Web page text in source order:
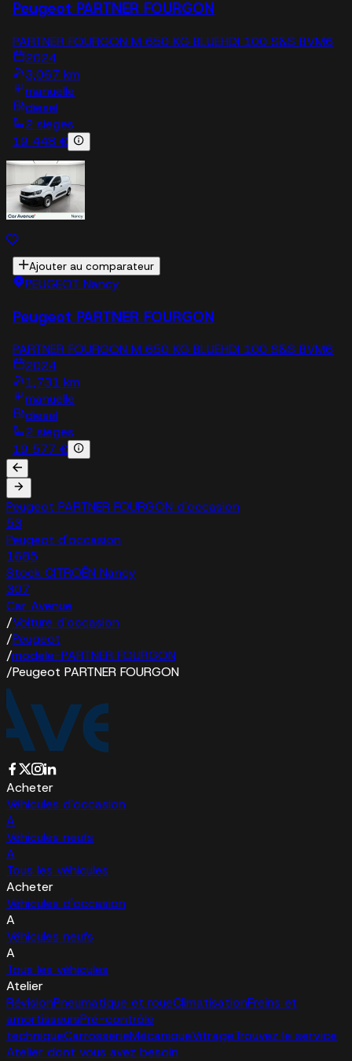
Peugeot PARTNER FOURGON
PARTNER FOURGON M 650 KG BLUEHDI 100 S&S BVM6
2024
3,067 km
manuelle
diesel
2 sieges
19 448 €
Ajouter au comparateur
PEUGEOT Nancy
Peugeot PARTNER FOURGON
PARTNER FOURGON M 650 KG BLUEHDI 100 S&S BVM6
2024
1,731 km
manuelle
diesel
2 sieges
19 577 €
Peugeot PARTNER FOURGON d'occasion
53
Peugeot d'occasion
1685
Stock CITROËN Nancy
307
Car Avenue
/Voiture d'occasion
/Peugeot
/modele-PARTNER FOURGON
/Peugeot PARTNER FOURGON
Acheter
Véhicules d'occasion
A
Véhicules neufs
A
Tous les véhicules
Acheter
Véhicules d'occasion
A
Véhicules neufs
A
Tous les véhicules
Atelier
RévisionPneumatique et roueClimatisationFreins et
amortisseursPré-contrôle
techniqueCarrosserieMécaniqueVitrageTrouvez le service
Atelier dont vous avez besoin